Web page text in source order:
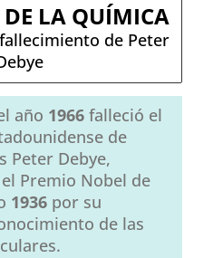
DE LA QUÍMICA
de Peter
año 1966falleció el
de
Peter Debye,
Premio Nobel de
1936por su
de las